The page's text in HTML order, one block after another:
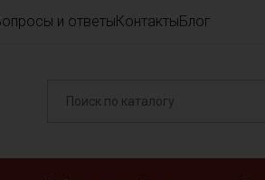
и ответыКонтактыБлог